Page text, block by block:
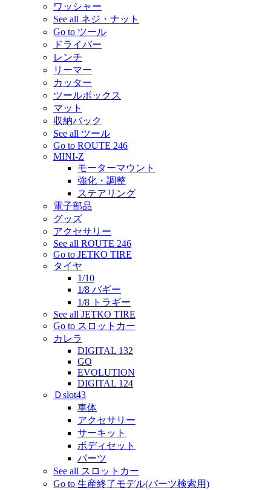
ワッシャー
See all ネジ・ナット
Go to ツール
ドライバー
レンチ
リーマー
カッター
ツールボックス
マット
収納バック
See all ツール
Go to ROUTE 246
MINI-Z
モーターマウント
強化・調整
ステアリング
電子部品
グッズ
アクセサリー
See all ROUTE 246
Go to JETKO TIRE
タイヤ
1/10
1/8 バギー
1/8 トラギー
See all JETKO TIRE
Go to スロットカー
カレラ
DIGITAL 132
GO
EVOLUTION
DIGITAL 124
Ｄslot43
車体
アクセサリー
サーキット
ボディセット
パーツ
See all スロットカー
Go to 生産終了モデル(パーツ検索用)